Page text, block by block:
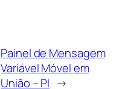
Painel de Mensagem
Variável Móvel em
União – PI →